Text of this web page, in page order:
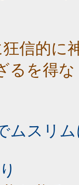
信的に
るを得
ムスリ